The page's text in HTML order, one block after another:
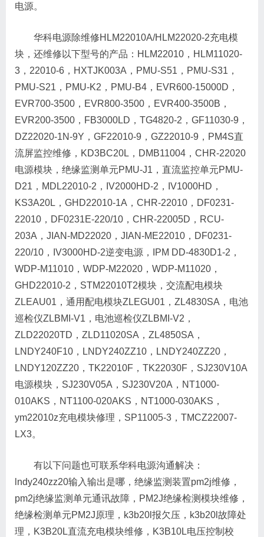
电源。
华科电源除维修HLM22010A/HLM22020-2充电模
块，还维修以下型号的产品：HLM22010，HLM11020-
3，22010-6，HXTJK003A，PMU-S51，PMU-S31，
PMU-S21，PMU-K2，PMU-B4，EVR600-15000D，
EVR700-3500，EVR800-3500，EVR400-3500B，
EVR200-3500，FB3000LD，TG4820-2，GF11030-9，
DZ22020-1N-9Y，GF22010-9，GZ22010-9，PM4S直
流屏监控维修，KD3BC20L，DMB11004，CHR-22020
电源模块，绝缘监测单元PMU-J1，直流监控单元PMU-
D21，MDL22010-2，IV2000HD-2，IV1000HD，
KS3A20L，GHD22010-1A，CHR-22010，DF0231-
22010，DF0231E-220/10，CHR-22005D，RCU-
203A，JIAN-MD22020，JIAN-ME22010，DF0231-
220/10，IV3000HD-2逆变电源，IPM DD-4830D1-2，
WDP-M11010，WDP-M22020，WDP-M11020，
GHD22010-2，STM22010T2模块，交流配电模块
ZLEAU01，通用配电模块ZLEGU01，ZL4830SA，电池
巡检仪ZLBMI-V1，电池巡检仪ZLBMI-V2，
ZLD22020TD，ZLD11020SA，ZL4850SA，
LNDY240F10，LNDY240ZZ10，LNDY240ZZ20，
LNDY120ZZ20，TK22010F，TK22030F，SJ230V10A
电源模块，SJ230V05A，SJ230V20A，NT1000-
010AKS，NT1100-020AKS，NT1000-030AKS，
ym22010z充电模块修理，SP11005-3，TMCZ22007-
LX3。
有以下问题也可联系华科电源沟通解决：
lndy240zz20输入输出是哪，绝缘监测装置pm2j维修，
pm2j绝缘监测单元通讯故障，PM2J绝缘检测模块维修，
绝缘检测单元PM2J原理，k3b20l报欠压，k3b20l故障处
理，K3B20L直流充电模块维修，K3B10L电压控制校